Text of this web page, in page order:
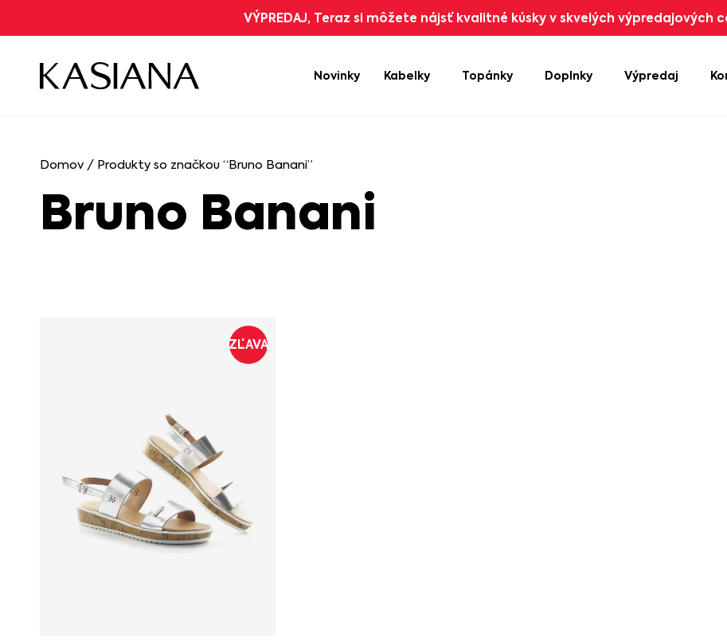
VÝPREDAJ, Teraz si môžete nájsť kvalitné kúsky v skvelých výpredajových
Novinky Kabelky Topánky Doplnky Výpredaj
Domov / Produkty so značkou “Bruno Banani”
Bruno Banani
ZĽAVA